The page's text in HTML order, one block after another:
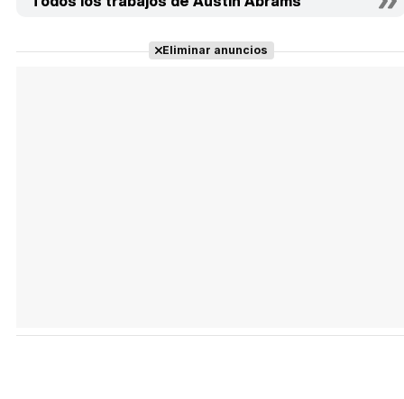
Eliminar anuncios